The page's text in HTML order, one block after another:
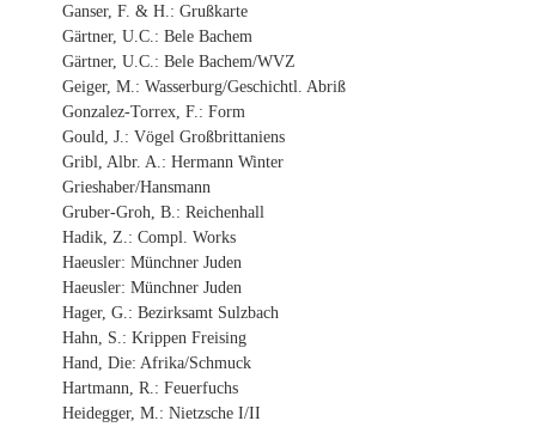
Ganser, F. & H.: Grußkarte
Gärtner, U.C.: Bele Bachem
Gärtner, U.C.: Bele Bachem/WVZ
Geiger, M.: Wasserburg/Geschichtl. Abriß
Gonzalez-Torrex, F.: Form
Gould, J.: Vögel Großbrittaniens
Gribl, Albr. A.: Hermann Winter
Grieshaber/Hansmann
Gruber-Groh, B.: Reichenhall
Hadik, Z.: Compl. Works
Haeusler: Münchner Juden
Haeusler: Münchner Juden
Hager, G.: Bezirksamt Sulzbach
Hahn, S.: Krippen Freising
Hand, Die: Afrika/Schmuck
Hartmann, R.: Feuerfuchs
Heidegger, M.: Nietzsche I/II